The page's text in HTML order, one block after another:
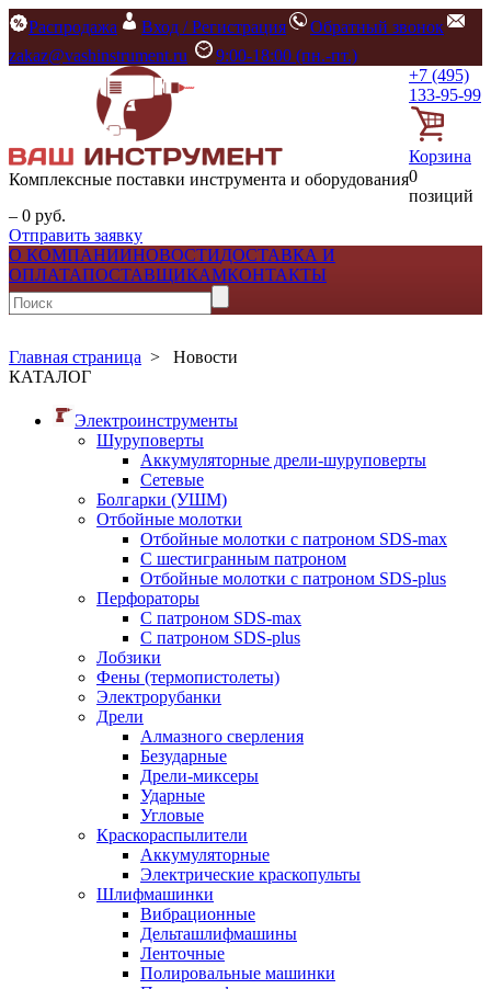
Распродажа Вход / Регистрация
Обратный звонок
zakaz@vashinstrument.ru
9:00-18:00 (пн.-пт.)
Комплексные поставки инструмента и оборудования
+7 (495)
133-95-99
Корзина
0
позиций
– 0 руб.
Отправить заявку
О КОМПАНИИНОВОСТИДОСТАВКА И
ОПЛАТАПОСТАВЩИКАМКОНТАКТЫ
Главная страница > Новости
КАТАЛОГ
Электроинструменты
Шуруповерты
Аккумуляторные дрели-шуруповерты
Сетевые
Болгарки (УШМ)
Отбойные молотки
Отбойные молотки с патроном SDS-max
С шестигранным патроном
Отбойные молотки с патроном SDS-plus
Перфораторы
С патроном SDS-max
С патроном SDS-plus
Лобзики
Фены (термопистолеты)
Электрорубанки
Дрели
Алмазного сверления
Безударные
Дрели-миксеры
Ударные
Угловые
Краскораспылители
Аккумуляторные
Электрические краскопульты
Шлифмашинки
Вибрационные
Дельташлифмашины
Ленточные
Полировальные машинки